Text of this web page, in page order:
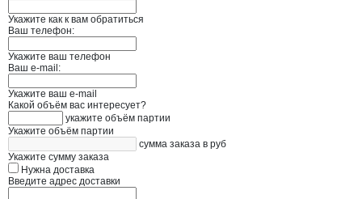
Укажите как к вам обратиться
Ваш телефон:
Укажите ваш телефон
Ваш e-mail:
Укажите ваш e-mail
Какой объём вас интересует?
укажите объём партии
Укажите объём партии
сумма заказа в руб
Укажите сумму заказа
Нужна доставка
Введите адрес доставки